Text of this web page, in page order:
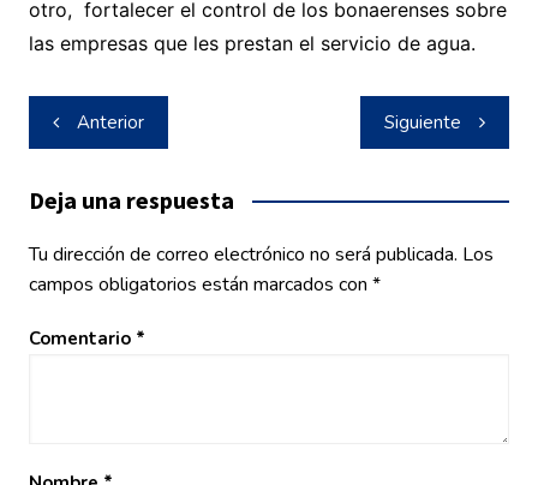
otro, fortalecer el control de los bonaerenses sobre
las empresas que les prestan el servicio de agua.
Navegación
de
entradas
Anterior Siguiente
Deja una respuesta
Tu dirección de correo electrónico no será publicada. Los
campos obligatorios están marcados con *
Comentario *